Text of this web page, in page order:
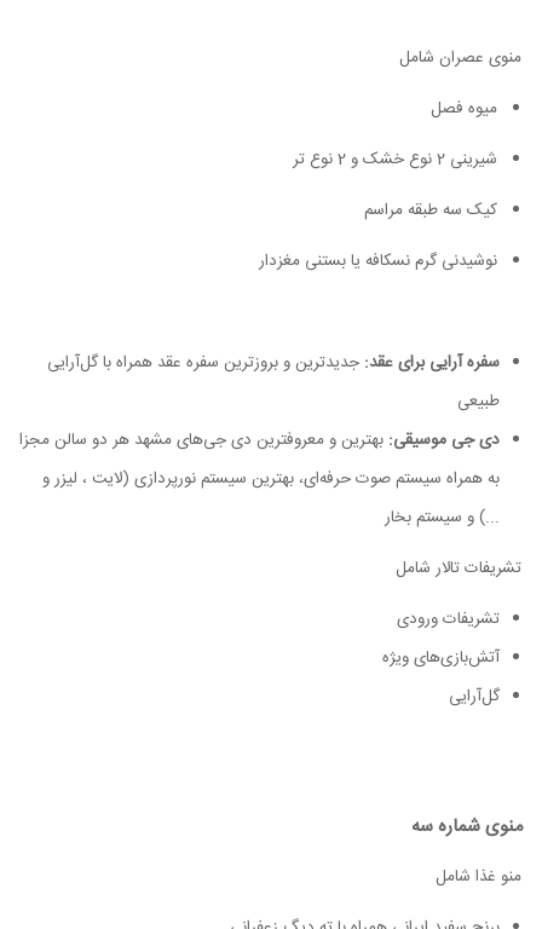
منوی عصران شامل
میوه فصل
شیرینی 2 نوع خشک و 2 نوع تر
کیک سه طبقه مراسم
نوشیدنی گرم نسکافه یا بستنی مغزدار
سفره آرایی برای عقد: جدیدترین و بروزترین سفره عقد همراه با گل‌آرایی
طبیعی
دی جی موسیقی: بهترین و معروفترین دی جی‌های مشهد هر دو سالن مجزا
به همراه سیستم صوت حرفه‌ای، بهترین سیستم نورپردازی (لایت ، لیزر و
...) و سیستم بخار
تشریفات تالار شامل
تشریفات ورودی
آتش‌بازی‌های ویژه
گل‌آرایی
منوی شماره سه
منو غذا شامل